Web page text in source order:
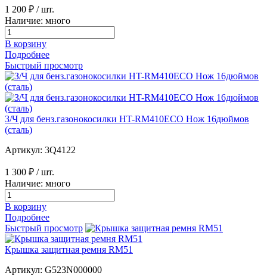
1 200 ₽ / шт.
Наличие: много
В корзину
Подробнее
Быстрый просмотр
З/Ч для бенз.газонокосилки HT-RM410ECO Нож 16дюймов
(сталь)
Артикул: 3Q4122
1 300 ₽ / шт.
Наличие: много
В корзину
Подробнее
Быстрый просмотр
Крышка защитная ремня RM51
Артикул: G523N000000